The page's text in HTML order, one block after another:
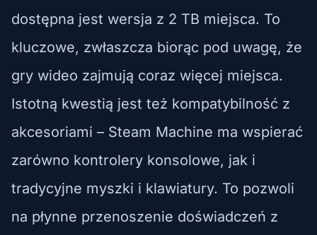
dostępna jest wersja z 2 TB miejsca. To
kluczowe, zwłaszcza biorąc pod uwagę, że
gry wideo zajmują coraz więcej miejsca.
Istotną kwestią jest też kompatybilność z
akcesoriami – Steam Machine ma wspierać
zarówno kontrolery konsolowe, jak i
tradycyjne myszki i klawiatury. To pozwoli
na płynne przenoszenie doświadczeń z